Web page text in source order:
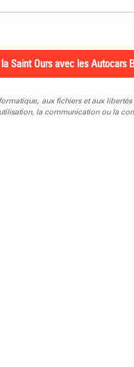
aux fichiers et aux
la communication ou la